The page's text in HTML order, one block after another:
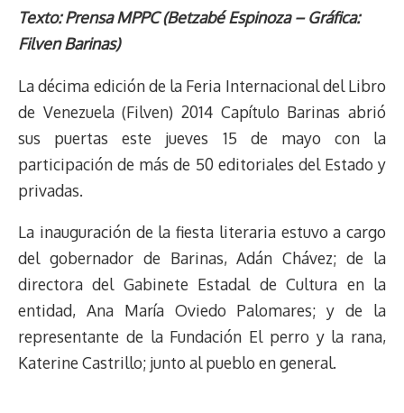
h
e
a
d
s
o
y
i
n
k
r
t
h
a
A
p
p
a
o
o
k
a
d
o
n
l
u
k
y
e
r
a
m
m
i
r
e
s
t
Texto: Prensa MPPC (Betzabé Espinoza – Gráfica:
Filven Barinas)
La décima edición de la Feria Internacional del Libro
de Venezuela (Filven) 2014 Capítulo Barinas abrió
sus puertas este jueves 15 de mayo con la
participación de más de 50 editoriales del Estado y
privadas.
La inauguración de la fiesta literaria estuvo a cargo
del gobernador de Barinas, Adán Chávez; de la
directora del Gabinete Estadal de Cultura en la
entidad, Ana María Oviedo Palomares; y de la
representante de la Fundación El perro y la rana,
Katerine Castrillo; junto al pueblo en general.